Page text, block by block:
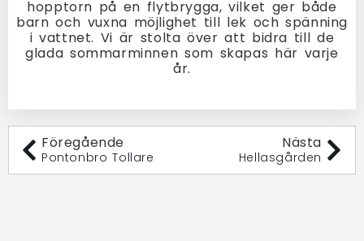
hopptorn på en flytbrygga, vilket ger både
barn och vuxna möjlighet till lek och spänning
i vattnet. Vi är stolta över att bidra till de
glada sommarminnen som skapas här varje
år.
Föregående
Pontonbro Tollare
Nästa
Hellasgården